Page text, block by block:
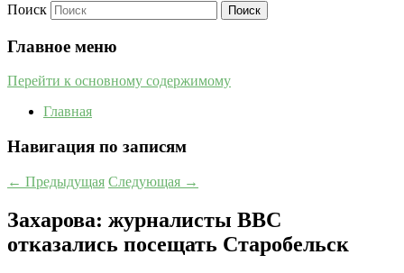
Поиск
Главное меню
Перейти к основному содержимому
Главная
Навигация по записям
← Предыдущая Следующая →
Захарова: журналисты BBC
отказались посещать Старобельск